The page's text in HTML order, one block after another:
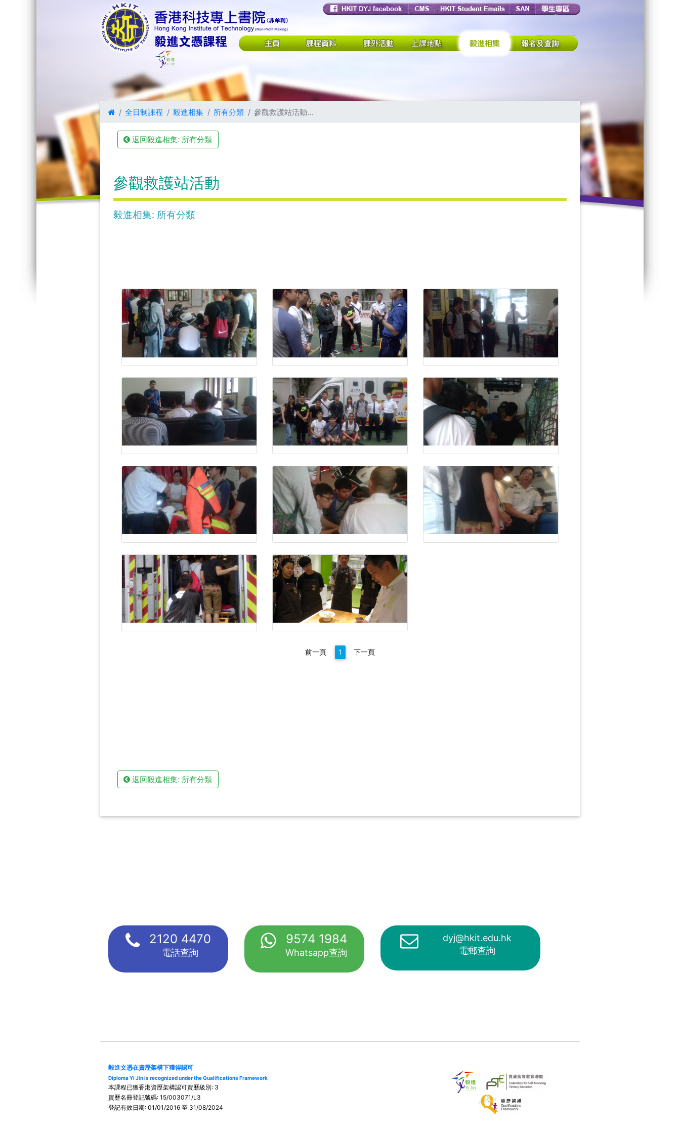
全日制課程 毅進相集 所有分類 參觀救護站活動...
返回毅進相集: 所有分類
參觀救護站活動
毅進相集: 所有分類
前一頁 1 下一頁
返回毅進相集: 所有分類
2120 4470
電話查詢
9574 1984
Whatsapp查詢
dyj@hkit.edu.hk
電郵查詢
毅進文憑在資歷架構下獲得認可
Diploma Yi Jin is recognized under the Qualifications Framework
本課程已獲香港資歷架構認可資歷級別: 3
資歷名冊登記號碼: 15/003071/L3
登記有效日期: 01/01/2016 至 31/08/2024